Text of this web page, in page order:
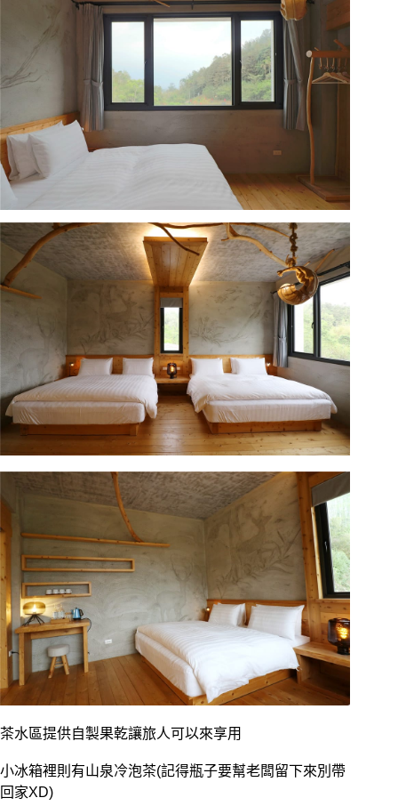
茶水區提供自製果乾讓旅人可以來享用
小冰箱裡則有山泉冷泡茶(記得瓶子要幫老闆留下來別帶
回家XD)